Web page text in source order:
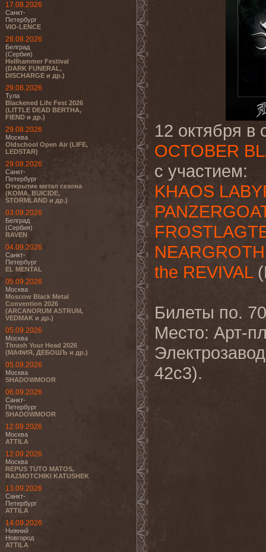
17.08.2026
Санкт-
Петербург
VIO-LENCE
28.08.2026
Белград
(Сербия)
Hellhammer Festival
(DARK FUNERAL,
DISCHARGE и др.)
29.08.2026
Тула
Blackened Life Fest 2026
(LITTLE DEAD BERTHA,
FIEND и др.)
29.08.2026
Москва
Oldschool Open Air (LIFE,
LEDSTAR)
29.08.2026
Санкт-
Петербург
Открытие метал сезона
(KOMA, BUICIDE,
STORMLAND и др.)
03.09.2026
Белград
(Сербия)
RAVEN
04.09.2026
Санкт-
Петербург
EL MENTAL
05.09.2026
Москва
Moscow Black Metal
Convention 2026
(ARCANORUM ASTRUM,
VEDMAK и др.)
05.09.2026
Москва
Thrash Your Head 2026
(МАФИЯ, ДЕБОШЪ и др.)
05.09.2026
Москва
SHADOWMOOR
06.09.2026
Санкт-
Петербург
SHADOWMOOR
12.09.2026
Москва
ATTILA
12.09.2026
Москва
REPUS TUTO MATOS,
RAZMOTCHIKI KATUSHEK
13.09.2026
Санкт-
Петербург
ATTILA
14.09.2026
Нижний
Новгород
ATTILA
12 октября в
OCTOBER
с участием:
KHAOS
NEARGROTH
the REVIVAL
Билеты по.
Место: Арт-
42с3).